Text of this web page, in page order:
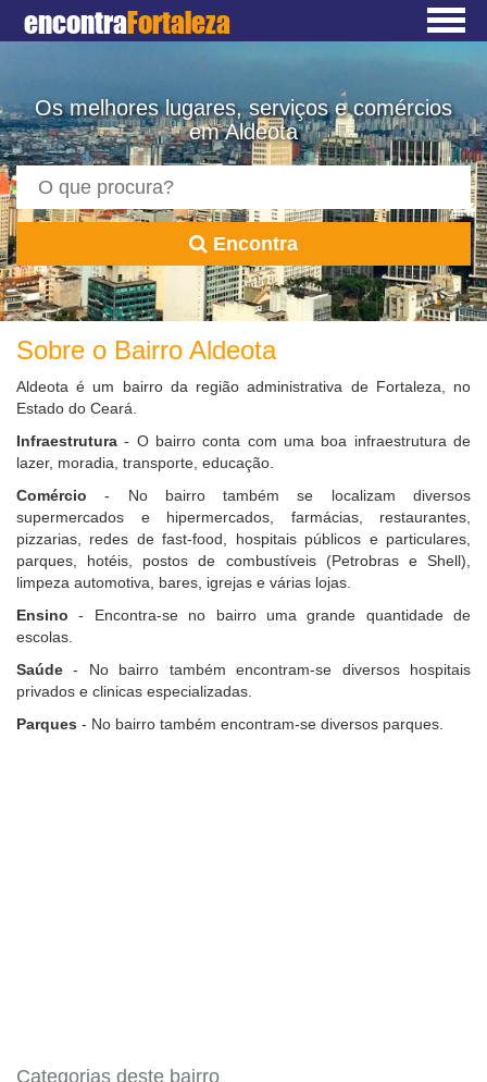
encontraFortaleza
Os melhores lugares, serviços e comércios
em Aldeota
Encontra
Sobre o Bairro Aldeota
Aldeota é um bairro da região administrativa de Fortaleza, no
Estado do Ceará.
Infraestrutura - O bairro conta com uma boa infraestrutura de
lazer, moradia, transporte, educação.
Comércio - No bairro também se localizam diversos
supermercados e hipermercados, farmácias, restaurantes,
pizzarias, redes de fast-food, hospitais públicos e particulares,
parques, hotéis, postos de combustíveis (Petrobras e Shell),
limpeza automotiva, bares, igrejas e várias lojas.
Ensino - Encontra-se no bairro uma grande quantidade de
escolas.
Saúde - No bairro também encontram-se diversos hospitais
privados e clinicas especializadas.
Parques - No bairro também encontram-se diversos parques.
Categorias deste bairro